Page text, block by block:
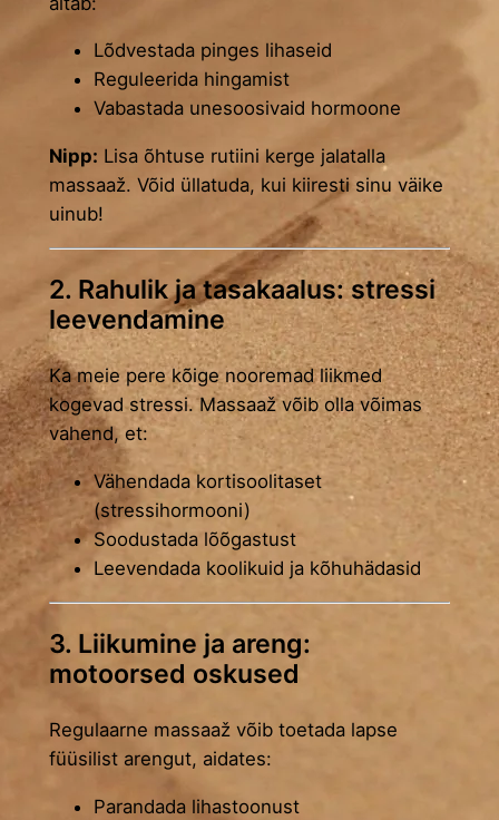
Lõdvestada pinges lihaseid
Reguleerida hingamist
Vabastada unesoosivaid hormoone
Nipp: Lisa õhtuse rutiini kerge jalatalla
massaaž. Võid üllatuda, kui kiiresti sinu väike
uinub!
2. Rahulik ja tasakaalus: stressi
leevendamine
Ka meie pere kõige nooremad liikmed
kogevad stressi. Massaaž võib olla võimas
vahend, et:
Vähendada kortisoolitaset
(stressihormooni)
Soodustada lõõgastust
Leevendada koolikuid ja kõhuhädasid
3. Liikumine ja areng:
motoorsed oskused
Regulaarne massaaž võib toetada lapse
füüsilist arengut, aidates:
Parandada lihastoonust